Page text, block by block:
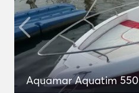
Aquamar Aquatim 550